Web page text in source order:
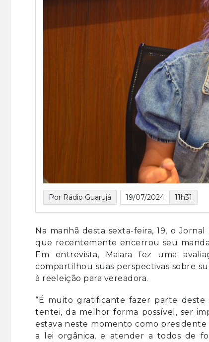
Por Rádio Guarujá 19/07/2024 11h31
Na manhã desta sexta-feira, 19, o
que recentemente encerrou seu
Em entrevista, Maiara fez uma
compartilhou suas perspectivas sobre
à reeleição para vereadora.
“É muito gratificante fazer parte deste
tentei, da melhor forma possível, ser
estava neste momento como presidente
a lei orgânica, e atender a todos de